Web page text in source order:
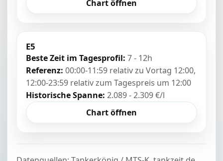
Chart öffnen
E5
Beste Zeit im Tagesprofil: 7 - 12h
Referenz: 00:00-11:59 relativ zu Vortag 12:00,
12:00-23:59 relativ zum Tagespreis um 12:00
Historische Spanne: 2.089 - 2.309 €/l
Chart öffnen